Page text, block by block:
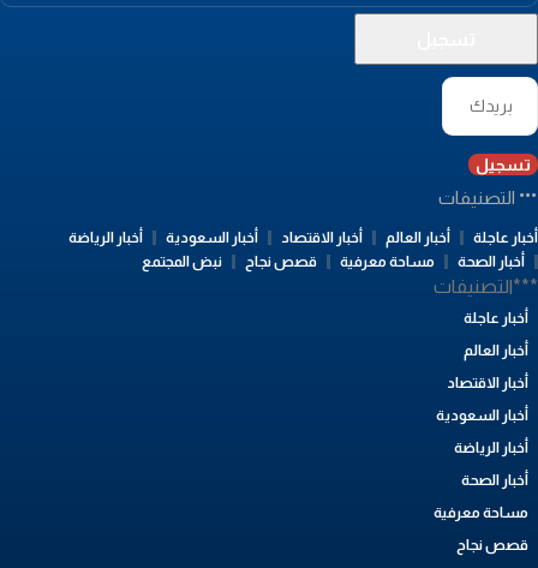
تسجيل
التصنيفات
عاجلة أخبار العالم أخبار الاقتصاد أخبار السعودية
أخبار الرياضة
أخبار الصحة
مساحة معرفية قصص نجاح نبض المجتمع
أخبار عاجلة
أخبار العالم
أخبار الاقتصاد
أخبار السعودية
أخبار الرياضة
أخبار الصحة
مساحة معرفية
قصص نجاح